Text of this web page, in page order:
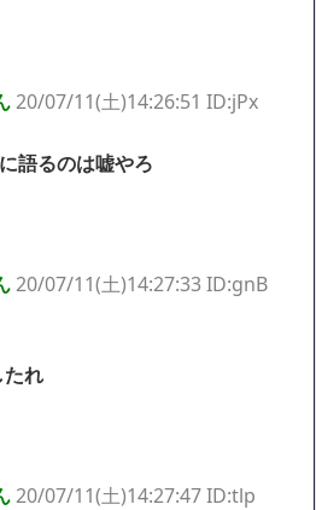
20/07/11(土)14:26:51 ID:jPx
語るのは嘘やろ
20/07/11(土)14:27:33 ID:gnB
たれ
20/07/11(土)14:27:47 ID:tlp